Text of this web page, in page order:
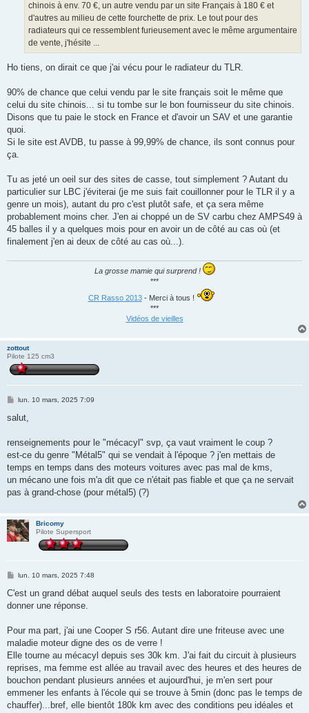
chinois à env. 70 €, un autre vendu par un site Français à 180 € et
d'autres au milieu de cette fourchette de prix. Le tout pour des
radiateurs qui ce ressemblent furieusement avec le même argumentaire
de vente, j'hésite ...
Ho tiens, on dirait ce que j'ai vécu pour le radiateur du TLR.
90% de chance que celui vendu par le site français soit le même que
celui du site chinois... si tu tombe sur le bon fournisseur du site chinois.
Disons que tu paie le stock en France et d'avoir un SAV et une garantie
quoi.
Si le site est AVDB, tu passe à 99,99% de chance, ils sont connus pour
ça.
Tu as jeté un oeil sur des sites de casse, tout simplement ? Autant du
particulier sur LBC j'éviterai (je me suis fait couillonner pour le TLR il y a
genre un mois), autant du pro c'est plutôt safe, et ça sera même
probablement moins cher. J'en ai choppé un de SV carbu chez AMPS49 à
45 balles il y a quelques mois pour en avoir un de côté au cas où (et
finalement j'en ai deux de côté au cas où...).
La grosse mamie qui surprend !
***
CR Rasso 2013- Merci à tous !
***
Vidéos de vieilles
zottout
Pilote 125 cm3
M
s
g
lun. 10 mars, 2025 7:09
salut,
renseignements pour le "mécacyl" svp, ça vaut vraiment le coup ?
est-ce du genre "Métal5" qui se vendait à l'époque ? j'en mettais de
temps en temps dans des moteurs voitures avec pas mal de kms,
un mécano une fois m'a dit que ce n'était pas fiable et que ça ne servait
pas à grand-chose (pour métal5) (?)
Bricomy
Pilote Supersport
M
s
a
lun. 10 mars, 2025 7:48
C'est un grand débat auquel seuls des tests en laboratoire pourraient
donner une réponse.
Pour ma part, j'ai une Cooper S r56. Autant dire une friteuse avec une
maladie moteur digne des os de verre !
Elle tourne au mécacyl depuis ses 30k km. J'ai fait du circuit à plusieurs
reprises, ma femme est allée au travail avec des heures et des heures de
bouchon pendant plusieurs années et aujourd'hui, je m'en sert pour
emmener les enfants à l'école qui se trouve à 5min (donc pas le temps de
chauffer)...bref, elle bientôt 180k km avec des conditions peu idéales et